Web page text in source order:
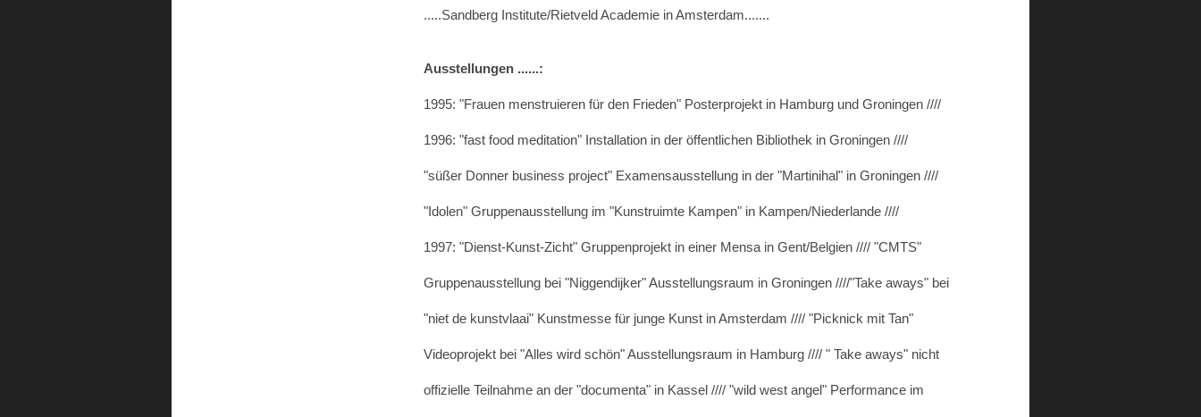
.....Sandberg Institute/Rietveld Academie in Amsterdam.......
Ausstellungen ......:
1995: "Frauen menstruieren für den Frieden" Posterprojekt in Hamburg und Groningen ////
1996: "fast food meditation" Installation in der öffentlichen Bibliothek in Groningen ////
"süßer Donner business project" Examensausstellung in der "Martinihal" in Groningen ////
"Idolen" Gruppenausstellung im "Kunstruimte Kampen" in Kampen/Niederlande ////
1997: "Dienst-Kunst-Zicht" Gruppenprojekt in einer Mensa in Gent/Belgien //// "CMTS"
Gruppenausstellung bei "Niggendijker" Ausstellungsraum in Groningen ////"Take aways" bei
"niet de kunstvlaai" Kunstmesse für junge Kunst in Amsterdam //// "Picknick mit Tan"
Videoprojekt bei "Alles wird schön" Ausstellungsraum in Hamburg //// " Take aways" nicht
offizielle Teilnahme an der "documenta" in Kassel //// "wild west angel" Performance im